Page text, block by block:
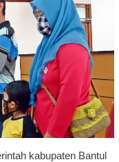
kabupaten Bantul